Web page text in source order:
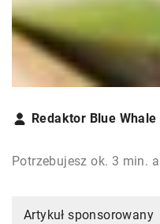
Redaktor Blue
Potrzebujesz ok. 3 min.
Artykuł sponsorowany